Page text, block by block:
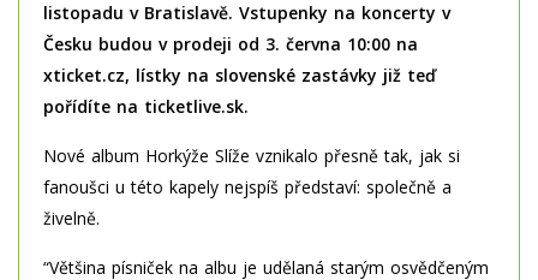
listopadu v Bratislavě. Vstupenky na koncerty v
Česku budou v prodeji od 3. června 10:00 na
xticket.cz, lístky na slovenské zastávky již teď
pořídíte na ticketlive.sk.
Nové album Horkýže Slíže vznikalo přesně tak, jak si
fanoušci u této kapely nejspíš představí: společně a
živelně.
“Většina písniček na albu je udělaná starým osvědčeným